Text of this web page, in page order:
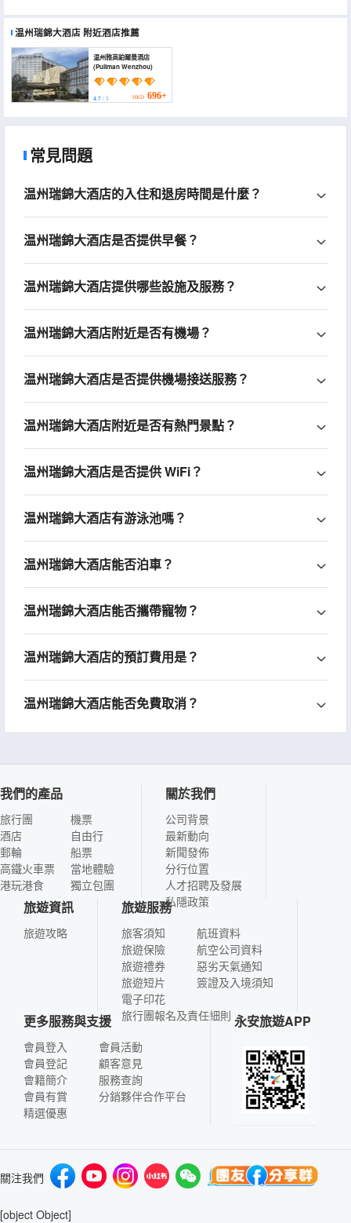
温州瑞錦大酒店 附近酒店推薦
温州雅高鉑爾曼酒店
(Pullman Wenzhou)
4.7 / 5 HKD 696+
常見問題
温州瑞錦大酒店的入住和退房時間是什麼？
温州瑞錦大酒店是否提供早餐？
温州瑞錦大酒店提供哪些設施及服務？
温州瑞錦大酒店附近是否有機場？
温州瑞錦大酒店是否提供機場接送服務？
温州瑞錦大酒店附近是否有熱門景點？
温州瑞錦大酒店是否提供 WiFi？
温州瑞錦大酒店有游泳池嗎？
温州瑞錦大酒店能否泊車？
温州瑞錦大酒店能否攜帶寵物？
温州瑞錦大酒店的預訂費用是？
温州瑞錦大酒店能否免費取消？
我們的產品
旅行團
酒店
郵輪
高鐵火車票
港玩港食
機票
自由行
船票
當地體驗
獨立包團
關於我們
公司背景
最新動向
新聞發佈
分行位置
人才招聘及發展
私隱政策
旅遊資訊
旅遊攻略
旅遊服務
旅客須知
旅遊保險
旅遊禮券
旅遊短片
電子印花
航班資料
航空公司資料
惡劣天氣通知
簽證及入境須知
旅行團報名及責任細則
更多服務與支援
會員登入
會員登記
會籍簡介
會員有賞
精選優惠
會員活動
顧客意見
服務查詢
分銷夥伴合作平台
永安旅遊APP
關注我們
[object Object]